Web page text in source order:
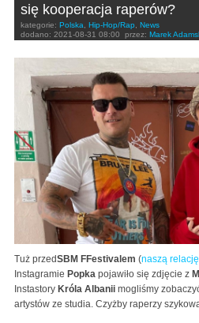
się kooperacja raperów?
kategorie: Polska Hip-Hop/Rap
News
dodano: 2021-08-31 08:00 przez: Marek
Tuż przedSBM FFestivalem (naszą
Instagramie Popka pojawiło się zdjęcie z
Instastory Króla Albanii mogliśmy
artystów ze studia. Czyżby raperzy